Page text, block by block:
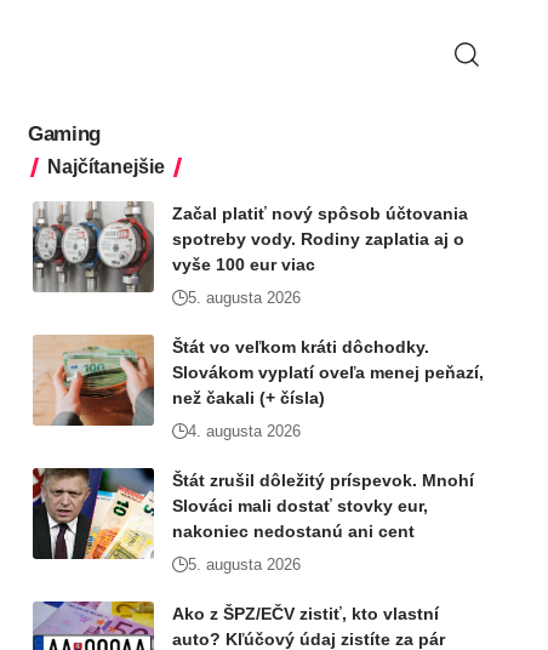
Gaming
Najčítanejšie
Začal platiť nový spôsob účtovania
spotreby vody. Rodiny zaplatia aj o
vyše 100 eur viac
5. augusta 2026
Štát vo veľkom kráti dôchodky.
Slovákom vyplatí oveľa menej peňazí,
než čakali (+ čísla)
4. augusta 2026
Štát zrušil dôležitý príspevok. Mnohí
Slováci mali dostať stovky eur,
nakoniec nedostanú ani cent
5. augusta 2026
Ako z ŠPZ/EČV zistiť, kto vlastní
auto? Kľúčový údaj zistíte za pár